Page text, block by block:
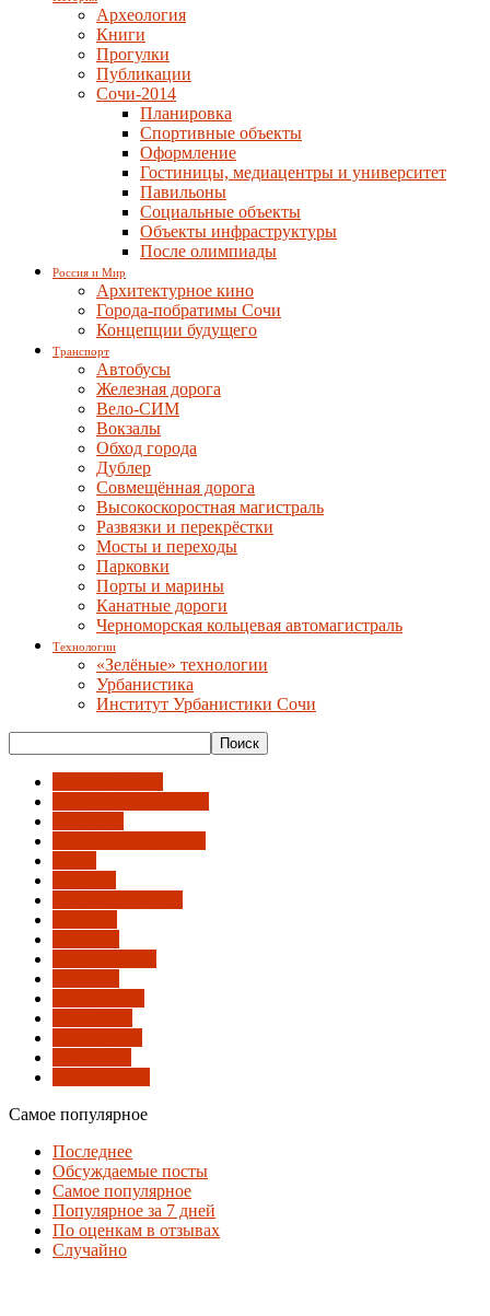
Археология
Книги
Прогулки
Публикации
Сочи-2014
Планировка
Спортивные объекты
Оформление
Гостиницы, медиацентры и университет
Павильоны
Социальные объекты
Объекты инфраструктуры
После олимпиады
Россия и Мир
Архитектурное кино
Города-побратимы Сочи
Концепции будущего
Транспорт
Автобусы
Железная дорога
Вело-СИМ
Вокзалы
Обход города
Дублер
Совмещённая дорога
Высокоскоростная магистраль
Развязки и перекрёстки
Мосты и переходы
Парковки
Порты и марины
Канатные дороги
Черноморская кольцевая автомагистраль
Технологии
«Зелёные» технологии
Урбанистика
Институт Урбанистики Сочи
Самое популярное
Последнее
Обсуждаемые посты
Самое популярное
Популярное за 7 дней
По оценкам в отзывах
Случайно